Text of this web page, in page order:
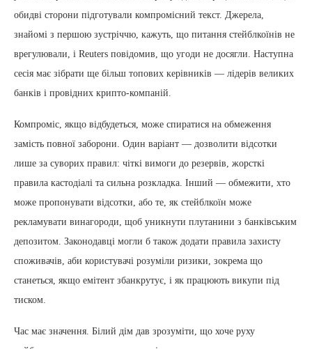
обидві сторони підготували компромісний текст. Джерела,
знайомі з першою зустріччю, кажуть, що питання стейблкоїнів не
врегулювали, і Reuters повідомив, що угоди не досягли. Наступна
сесія має зібрати ще більш топових керівників — лідерів великих
банків і провідних крипто-компаній.
Компроміс, якщо відбудеться, може спиратися на обмеження
замість повної заборони. Один варіант — дозволити відсотки
лише за суворих правил: чіткі вимоги до резервів, жорсткі
правила кастодіалі та сильна розкладка. Інший — обмежити, хто
може пропонувати відсотки, або те, як стейблкоїн може
рекламувати винагороди, щоб уникнути плутанини з банківським
депозитом. Законодавці могли б також додати правила захисту
споживачів, аби користувачі розуміли ризики, зокрема що
станеться, якщо емітент збанкрутує, і як працюють викупи під
тиском.
Час має значення. Білий дім дав зрозуміти, що хоче руху